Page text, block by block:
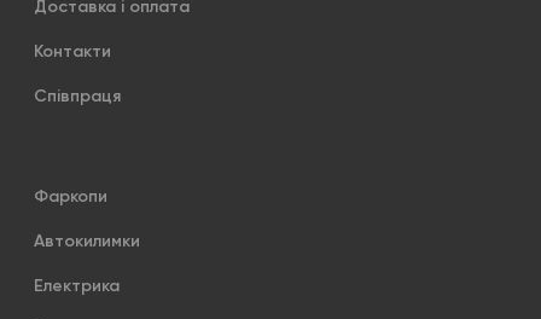
Доставка і оплата
Контакти
Співпраця
Фаркопи
Автокилимки
Електрика